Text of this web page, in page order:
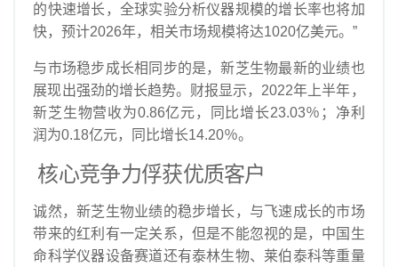
的快速增长，全球实验分析仪器规模的增长率也将加
快，预计2026年，相关市场规模将达1020亿美元。”
与市场稳步成长相同步的是，新芝生物最新的业绩也
展现出强劲的增长趋势。财报显示，2022年上半年，
新芝生物营收为0.86亿元，同比增长23.03％；净利
润为0.18亿元，同比增长14.20％。
核心竞争力俘获优质客户
诚然，新芝生物业绩的稳步增长，与飞速成长的市场
带来的红利有一定关系，但是不能忽视的是，中国生
命科学仪器设备赛道还有泰林生物、莱伯泰科等重量